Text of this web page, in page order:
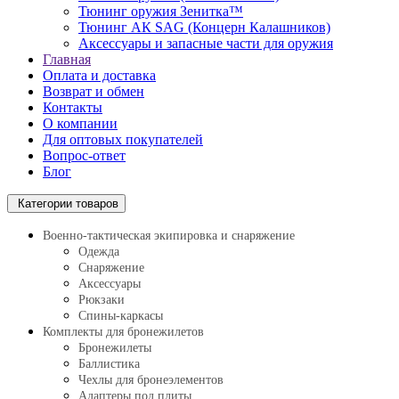
Тюнинг оружия Зенитка™
Тюнинг АК SAG (Концерн Калашников)
Аксессуары и запасные части для оружия
Главная
Оплата и доставка
Возврат и обмен
Контакты
О компании
Для оптовых покупателей
Вопрос-ответ
Блог
Категории товаров
Военно-тактическая экипировка и снаряжение
Одежда
Снаряжение
Аксессуары
Рюкзаки
Спины-каркасы
Комплекты для бронежилетов
Бронежилеты
Баллистика
Чехлы для бронеэлементов
Адаптеры под плиты